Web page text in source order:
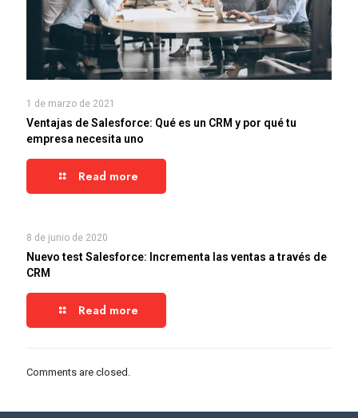
1 de marzo de 2021
Ventajas de Salesforce: Qué es un CRM y por qué tu
empresa necesita uno
Read more
8 de junio de 2020
Nuevo test Salesforce: Incrementa las ventas a través de
CRM
Read more
Comments are closed.